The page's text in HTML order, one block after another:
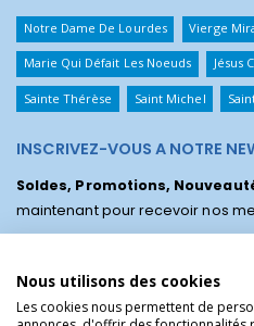
Notre Dame De Lourdes Vierge
Marie Qui Défait Les Noeuds Jésus
Sainte Thérèse Saint Michel
INSCRIVEZ-VOUS A NOTRE
Soldes, Promotions,
maintenant pour recevoir nos
Nous utilisons des cookies
Les cookies nous permettent de